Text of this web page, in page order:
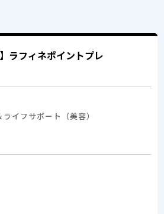
ラフィネポイントプレ
イフサポート（美容）